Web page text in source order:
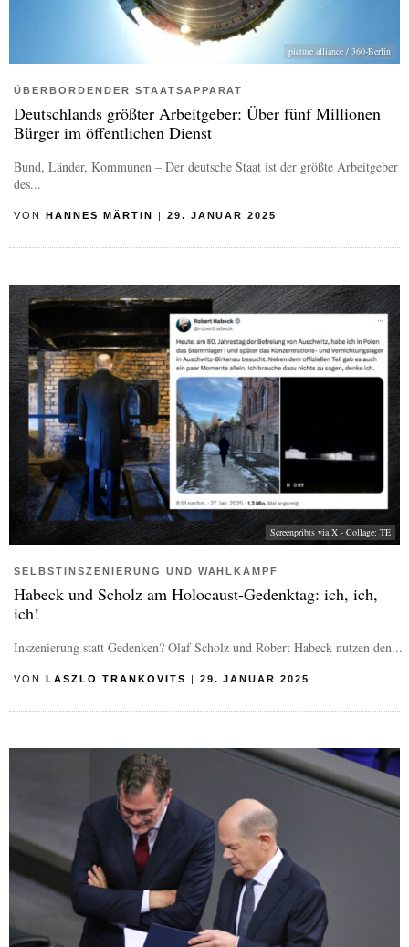
picture alliance / 360-Berlin
ÜBERBORDENDER STAATSAPPARAT
Deutschlands größter Arbeitgeber: Über fünf Millionen
Bürger im öffentlichen Dienst
Bund, Länder, Kommunen – Der deutsche Staat ist der größte Arbeitgeber
des...
VON HANNES MÄRTIN | 29. JANUAR 2025
Screenpribts via X - Collage: TE
SELBSTINSZENIERUNG UND WAHLKAMPF
Habeck und Scholz am Holocaust-Gedenktag: ich, ich,
ich!
Inszenierung statt Gedenken? Olaf Scholz und Robert Habeck nutzen den...
VON LASZLO TRANKOVITS | 29. JANUAR 2025